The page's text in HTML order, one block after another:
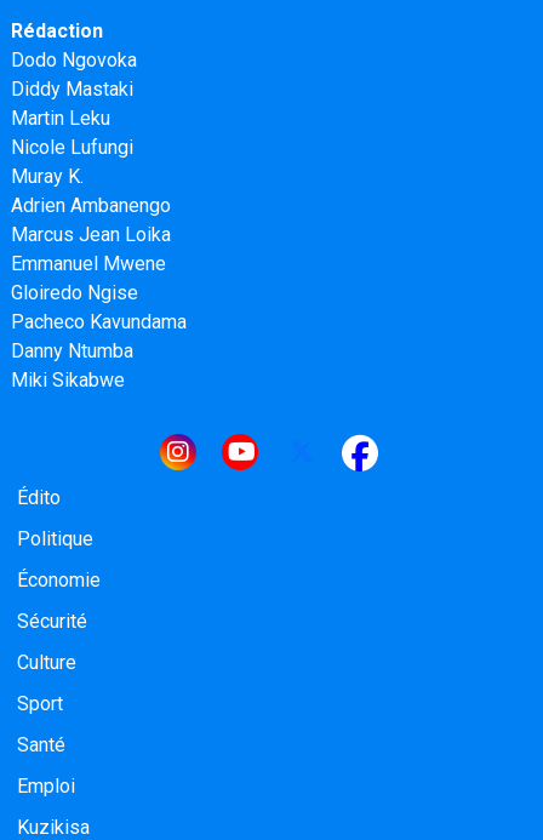
Rédaction
Dodo Ngovoka
Diddy Mastaki
Martin Leku
Nicole Lufungi
Muray K.
Adrien Ambanengo
Marcus Jean Loika
Emmanuel Mwene
Gloiredo Ngise
Pacheco Kavundama
Danny Ntumba
Miki Sikabwe
Navigation principale
Édito
Politique
Économie
Sécurité
Culture
Sport
Santé
Emploi
Kuzikisa